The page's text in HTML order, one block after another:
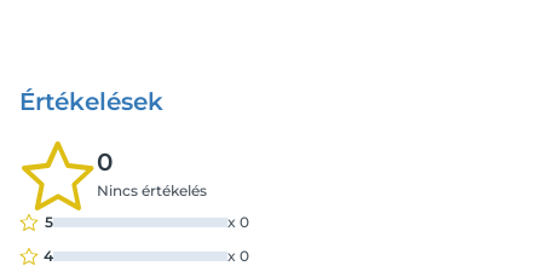
Értékelések
0
Nincs értékelés
5
x 0
4
x 0